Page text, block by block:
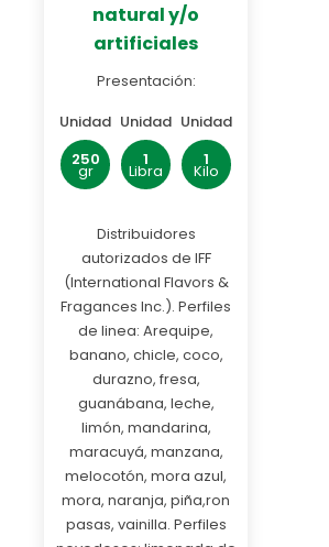
natural y/o
artificiales
Presentación:
Unidad
250
gr
Unidad
1
Libra
Unidad
1
Kilo
Distribuidores
autorizados de IFF
(International Flavors &
Fragances Inc.). Perfiles
de linea: Arequipe,
banano, chicle, coco,
durazno, fresa,
guanábana, leche,
limón, mandarina,
maracuyá, manzana,
melocotón, mora azul,
mora, naranja, piña,ron
pasas, vainilla. Perfiles